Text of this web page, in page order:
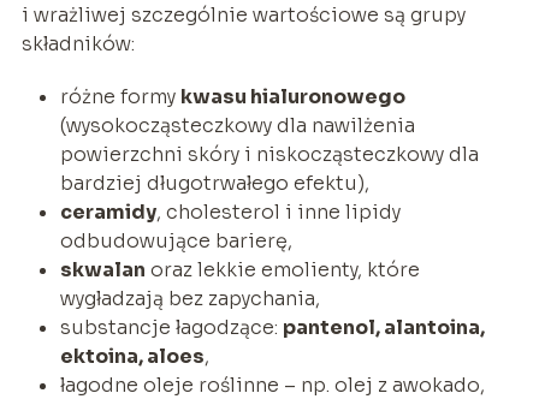
i wrażliwej szczególnie wartościowe są grupy
składników:
różne formy kwasu hialuronowego
(wysokocząsteczkowy dla nawilżenia
powierzchni skóry i niskocząsteczkowy dla
bardziej długotrwałego efektu),
ceramidy, cholesterol i inne lipidy
odbudowujące barierę,
skwalan oraz lekkie emolienty, które
wygładzają bez zapychania,
substancje łagodzące: pantenol, alantoina,
ektoina, aloes,
łagodne oleje roślinne – np. olej z awokado,